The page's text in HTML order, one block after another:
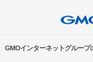
GMOインターネットグルー